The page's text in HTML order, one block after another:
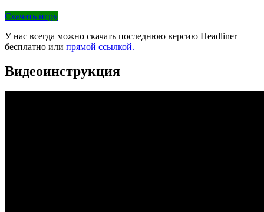
Скачать игру
У нас всегда можно скачать последнюю версию Headliner
бесплатно или прямой ссылкой.
Видеоинструкция